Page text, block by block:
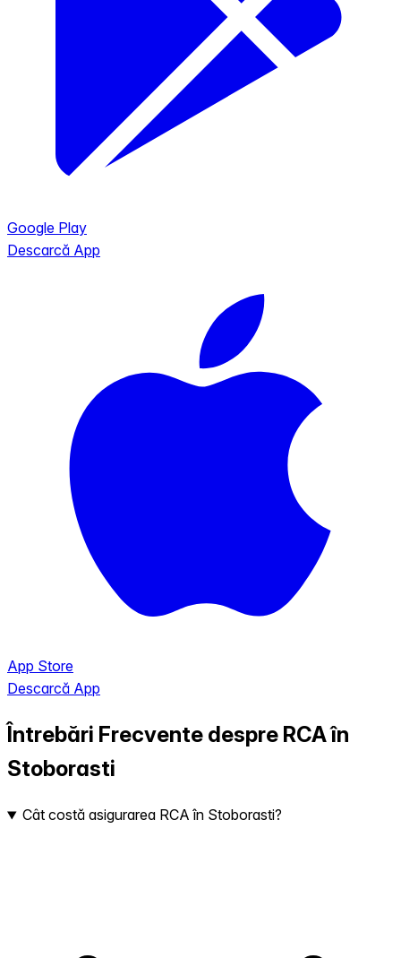
Google Play
Descarcă App
App Store
Descarcă App
Întrebări Frecvente despre RCA în
Stoborasti
Cât costă asigurarea RCA în Stoborasti?